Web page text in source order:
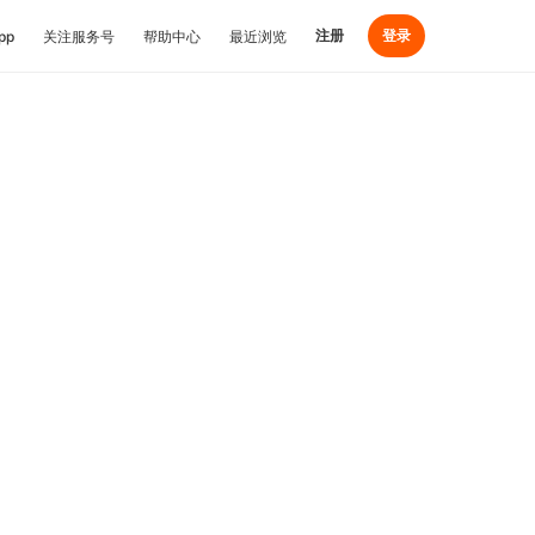
关注服务号 帮助中心 最近浏览 注册 登录